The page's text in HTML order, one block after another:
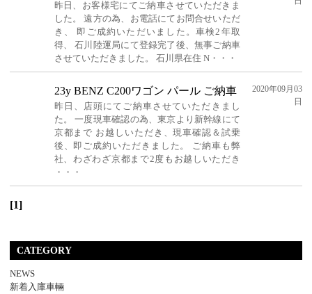
昨日、お客様宅にてご納車させていただきま
した。 遠方の為、お電話にてお問合せいただ
き、 即ご成約いただいました。車検2年取
得、 石川陸運局にて登録完了後、無事ご納車
させていただきました。 石川県在住 N・・・
23y BENZ C200ワゴン パール ご納車
昨日、店頭にてご納車させていただきまし
た。 一度現車確認の為、東京より新幹線にて
京都まで お越しいただき、現車確認＆試乗
後、即ご成約いただきました。 ご納車も弊
社、わざわざ京都まで2度もお越しいただき
・・・
2020年09月03
日
[1]
CATEGORY
NEWS
新着入庫車輛